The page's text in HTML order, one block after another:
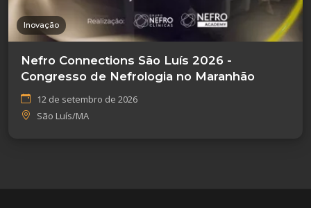
Inovação
Nefro Connections São Luís 2026 -
Congresso de Nefrologia no Maranhão
12 de setembro de 2026
São Luís/MA